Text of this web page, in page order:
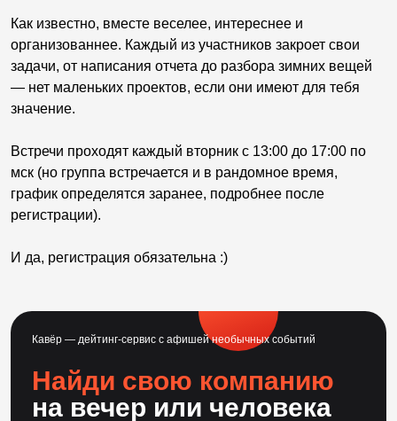
Как известно, вместе веселее, интереснее и
организованнее. Каждый из участников закроет свои
задачи, от написания отчета до разбора зимних вещей
— нет маленьких проектов, если они имеют для тебя
значение.
Встречи проходят каждый вторник с 13:00 до 17:00 по
мск (но группа встречается и в рандомное время,
график определятся заранее, подробнее после
регистрации).
И да, регистрация обязательна :)
Кавёр — дейтинг-сервис с афишей необычных событий
Найди свою компанию
на вечер или человека